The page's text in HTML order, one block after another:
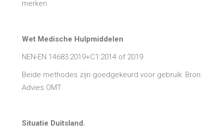
merken
Wet Medische Hulpmiddelen
NEN-EN 14683:2019+C1:2014 of 2019
Beide methodes zijn goedgekeurd voor gebruik: Bron:
Advies OMT
Situatie Duitsland.